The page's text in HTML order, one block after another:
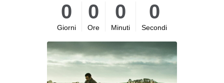
0
Giorni
0
Ore
0
Minuti
0
Secondi